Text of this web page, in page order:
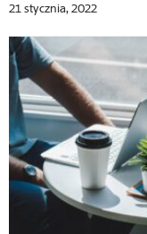
21 stycznia, 2022